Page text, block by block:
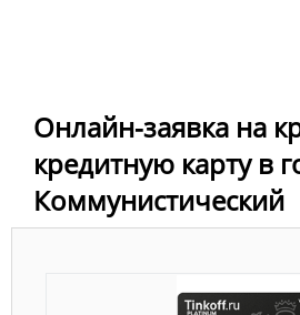
Онлайн-заявка на
кредитную карту в
Коммунистический